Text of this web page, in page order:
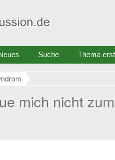
Suche Thema
mich nicht